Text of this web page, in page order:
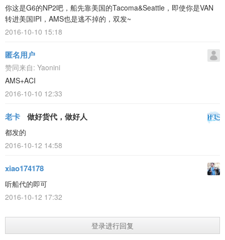
你这是G6的NP2吧，船先靠美国的Tacoma&Seattle，即使你是VAN
转进美国IPI，AMS也是逃不掉的，双发~
2016-10-10 15:18
匿名用户
赞同来自: Yaonini
AMS+ACI
2016-10-10 12:33
老卡 做好货代，做好人
都发的
2016-10-12 14:58
xiao174178
听船代的即可
2016-10-12 17:32
登录进行回复